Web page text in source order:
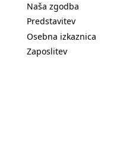
Naša zgodba
Predstavitev
Osebna izkaznica
Zaposlitev